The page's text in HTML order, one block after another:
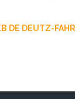
DE DEUTZ-